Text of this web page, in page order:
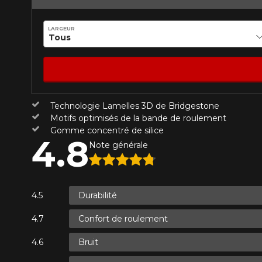
Technologie Lamelles 3D de Bridgestone
Motifs optimisés de la bande de roulement
Gomme concentré de silice
LARGEUR
4.8 Note générale
Durabilité
Confort de roulement
Bruit
Votre avis
Note
Que magasinez-vous?
*Attention cette dimension